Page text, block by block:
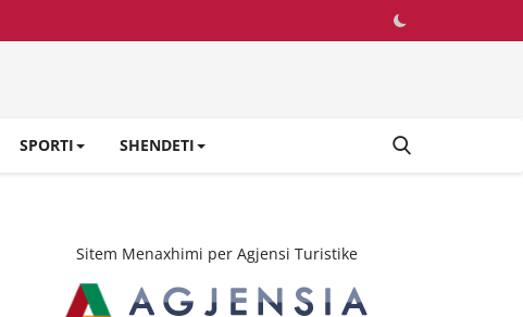
SPORTI SHENDETI
Sitem Menaxhimi per Agjensi Turistike